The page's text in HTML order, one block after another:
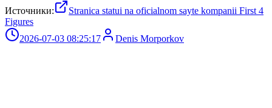
Источники:
Stranica statui na oficialnom sayte kompanii First 4
Figures
2026-07-03 08:25:17
Denis Morporkov